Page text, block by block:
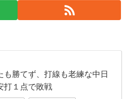
も勝てず、打線も老練な中日
打１点で敗戦